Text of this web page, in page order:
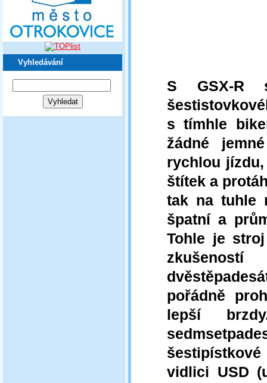
Vyhledávání
S GSX-R
s tímhle
žádné
rychlou
štítek a
tak na tuhle
špatní a
Tohle je
pořádně
lepší
vidlici USD